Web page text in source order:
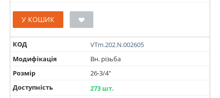
У КОШИК
КОД
VTm.202.N.002605
Модифікація
Вн. різьба
Розмір
26-3/4"
Доступність
273 шт.